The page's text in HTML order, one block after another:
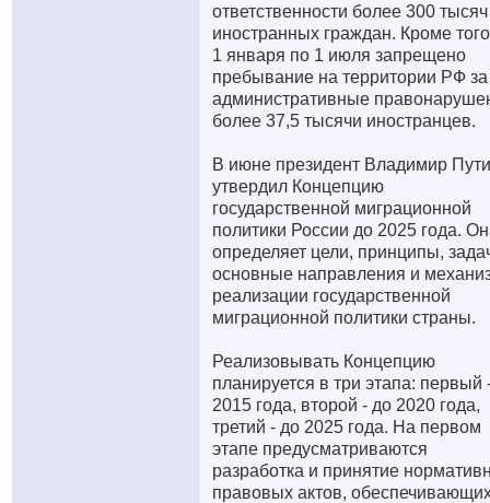
ответственности более 300 тысяч
иностранных граждан. Кроме
1 января по 1 июля запрещено
пребывание на территории РФ за
административные
более 37,5 тысячи иностранцев.
В июне президент Владимир
утвердил Концепцию
государственной миграционной
политики России до 2025 года.
определяет цели, принципы,
основные направления и
реализации государственной
миграционной политики страны.
Реализовывать Концепцию
планируется в три этапа: первый
2015 года, второй - до 2020 года,
третий - до 2025 года. На первом
этапе предусматриваются
разработка и принятие
правовых актов,